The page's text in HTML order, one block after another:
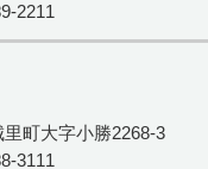
2211
町大字小勝2268-3
3111